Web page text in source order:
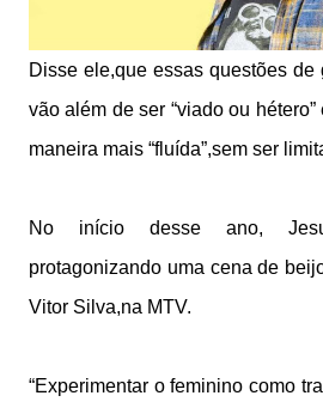
Disse ele,que essas questões
vão além de ser “viado ou
maneira mais “fluída”,sem ser
No início desse ano,
protagonizando uma cena de
Vitor Silva,na MTV.
“Experimentar o feminino como